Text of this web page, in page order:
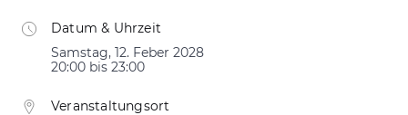
Datum & Uhrzeit
Samstag, 12. Feber 2028
20:00 bis 23:00
Veranstaltungsort